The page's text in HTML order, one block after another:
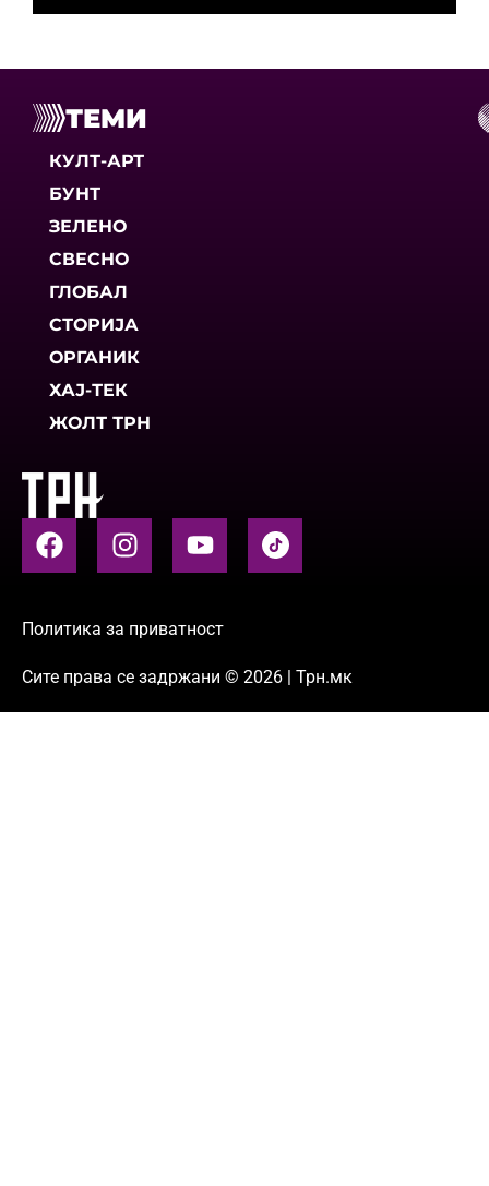
ТЕМИ
КУЛТ-АРТ
БУНТ
ЗЕЛЕНО
СВЕСНО
ГЛОБАЛ
СТОРИЈА
ОРГАНИК
ХАЈ-ТЕК
ЖОЛТ ТРН
Политика за приватност
Сите права се задржани © 2026 | Трн.мк